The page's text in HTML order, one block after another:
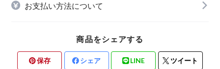
お支払い方法について
商品をシェアする
保存 シェア LINE ツイート